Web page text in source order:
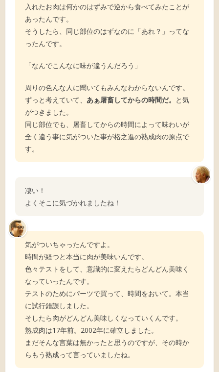
入れたお肉は何かのはずみで逆から食べてみたことが
あったんです。
そうしたら、同じ部位のはずなのに「あれ？」ってな
ったんです。
「なんでこんなに味が違うんだろう」
周りの色んな人に聞いてもみんなわからないんです。
ずっと考えていて、あぁ屠畜してからの時間だ。 と気
がつきました。
同じ部位でも、屠畜してからの時間によって味わいが
全く違う事に気がついた事が格之進の熟成肉の原点で
す。
凄い！
よくそこに気づかれましたね！
気がついちゃったんですよ。
時間が経つと本当に肉が美味いんです。
色々テストをして、意識的に変えたらどんどん美味く
なっていったんです。
テストのためにパーツで買って、時間をおいて。本当
に試行錯誤しました。
そしたら肉がどんどん美味しくなっていくんです。
熟成肉は17年前。2002年に確立しました。
まだそんな言葉は無かったと思うのですが、その時か
らもう熟成って言っていましたね。